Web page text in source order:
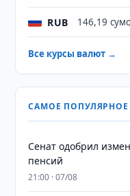
RUB 146,19
Все курсы валют →
САМОЕ ПОПУЛЯРНОЕ
Сенат одобрил
пенсий
21:00 · 07/08